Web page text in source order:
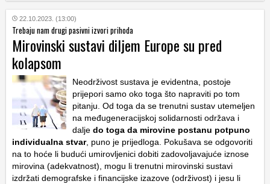
22.10.2023. (13:00)
Trebaju nam drugi pasivni izvori prihoda
Mirovinski sustavi diljem Europe su pred
kolapsom
Neodrživost sustava je evidentna, postoje
prijepori samo oko toga što napraviti po tom
pitanju. Od toga da se trenutni sustav utemeljen
na međugeneracijskoj solidarnosti održava i
dalje do toga da mirovine postanu potpuno
individualna stvar, puno je prijedloga. Pokušava se odgovoriti
na to hoće li budući umirovljenici dobiti zadovoljavajuće iznose
mirovina (adekvatnost), mogu li trenutni mirovinski sustavi
izdržati demografske i financijske izazove (održivost) i jesu li